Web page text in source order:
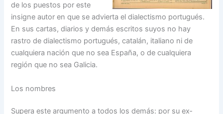
de los puestos por este
insigne au­tor en que se advierta el dialectismo portugués.
En sus cartas, diarios y demás escri­tos suyos no hay
rastro de dialectismo portugués, cata­lán, italiano ni de
cualquiera nación que no sea España, o de cualquiera
región que no sea Galicia.
Los nombres
Supera este argumento a todos los demás: por su ex­